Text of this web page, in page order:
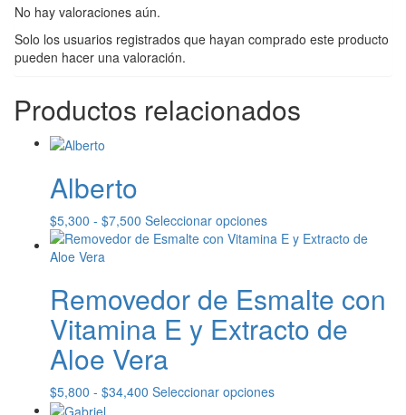
No hay valoraciones aún.
Solo los usuarios registrados que hayan comprado este producto
pueden hacer una valoración.
Productos relacionados
Alberto
$5,300 - $7,500 Rango
de
$5,300
hasta
$7,500
Seleccionar opcionesEste
producto
variantes.
Las
opciones
se
en
Removedor de Esmalte con
Vitamina E y Extracto de
Aloe Vera
$5,800 - $34,400 Rango
Seleccionar opcionesEste